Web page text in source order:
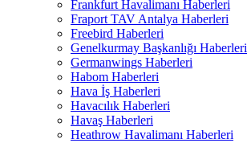
Frankfurt Havalimanı Haberleri
Fraport TAV Antalya Haberleri
Freebird Haberleri
Genelkurmay Başkanlığı Haberleri
Germanwings Haberleri
Habom Haberleri
Hava İş Haberleri
Havacılık Haberleri
Havaş Haberleri
Heathrow Havalimanı Haberleri